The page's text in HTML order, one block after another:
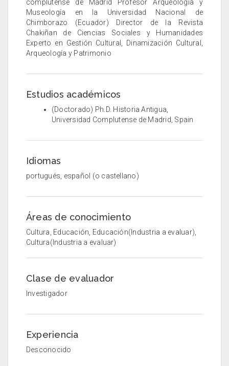
complutense de Madrid Profesor Arqueología y
Museología en la Universidad Nacional de
Chimborazo (Ecuador) Director de la Revista
Chakiñan de Ciencias Sociales y Humanidades
Experto en Gestión Cultural, Dinamización Cultural,
Arqueología y Patrimonio
Estudios académicos
(Doctorado) Ph.D. Historia Antigua,
Universidad Complutense de Madrid, Spain
Idiomas
portugués, español (o castellano)
Áreas de conocimiento
Cultura, Educación, Educación(Industria a evaluar),
Cultura(Industria a evaluar)
Clase de evaluador
Investigador
Experiencia
Desconocido